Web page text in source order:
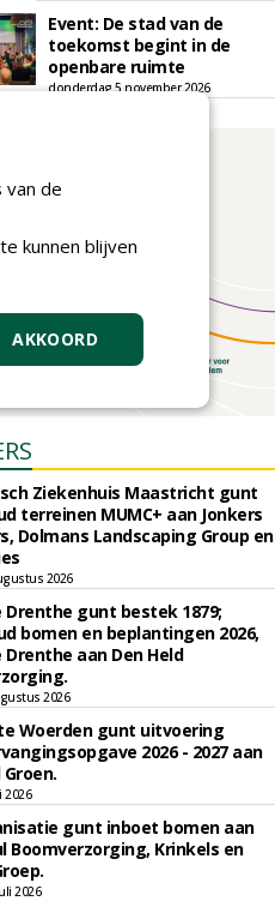
Event: De stad van de
toekomst begint in de
openbare ruimte
donderdag 5 november 2026
Ziekenhuis Maastricht gunt
terreinen MUMC+ aan Jonkers
Dolmans Landscaping Group en
2026
Drenthe gunt bestek 1879;
bomen en beplantingen 2026,
Drenthe aan Den Held
2026
Woerden gunt uitvoering
2026 - 2027 aan
2026
gunt inboet bomen aan
Boomverzorging, Krinkels en
2026
de
kunnen blijven
AKKOORD